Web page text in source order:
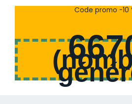
s
Code promo -10
(